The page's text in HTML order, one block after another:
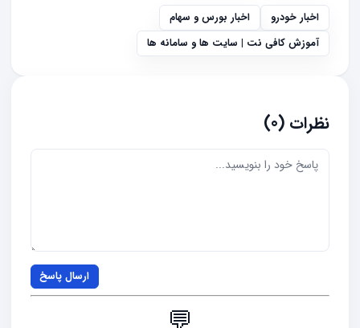
اخبار خودرو
اخبار بورس و سهام
آموزش کافی نت | سایت ها و سامانه ها
نظرات (0)
ارسال پاسخ